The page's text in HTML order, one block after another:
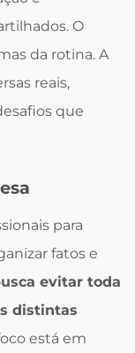
O
da rotina. A
reais,
que
para
fatos e
evitar toda
distintas
está em